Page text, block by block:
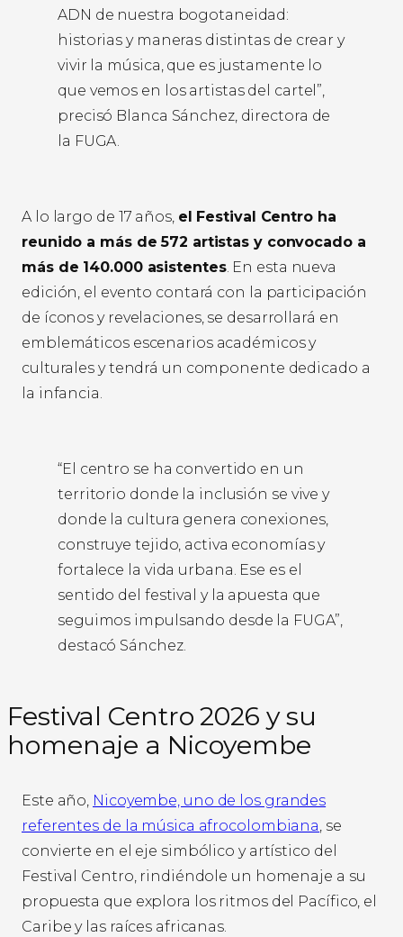
ADN de nuestra bogotaneidad:
historias y maneras distintas de crear y
vivir la música, que es justamente lo
que vemos en los artistas del cartel”,
precisó Blanca Sánchez, directora de
la FUGA.
A lo largo de 17 años, el Festival Centro ha
reunido a más de 572 artistas y convocado a
más de 140.000 asistentes. En esta nueva
edición, el evento contará con la participación
de íconos y revelaciones, se desarrollará en
emblemáticos escenarios académicos y
culturales y tendrá un componente dedicado a
la infancia.
“El centro se ha convertido en un
territorio donde la inclusión se vive y
donde la cultura genera conexiones,
construye tejido, activa economías y
fortalece la vida urbana. Ese es el
sentido del festival y la apuesta que
seguimos impulsando desde la FUGA”,
destacó Sánchez.
Festival Centro 2026 y su
homenaje a Nicoyembe
Este año, Nicoyembe, uno de los grandes
referentes de la música afrocolombiana, se
convierte en el eje simbólico y artístico del
Festival Centro, rindiéndole un homenaje a su
propuesta que explora los ritmos del Pacífico, el
Caribe y las raíces africanas.